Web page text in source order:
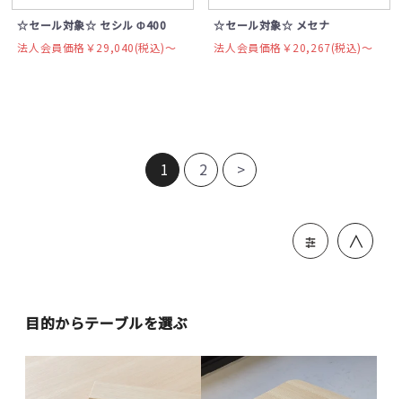
☆セール対象☆ セシル Φ400
法人会員価格￥29,040(税込)〜
☆セール対象☆ メセナ
法人会員価格￥20,267(税込)〜
1 2 >
＞
目的からテーブルを選ぶ